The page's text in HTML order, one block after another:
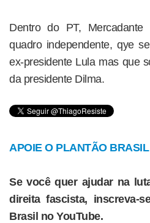
Dentro do PT,
quadro independente, qye
ex-presidente Lula mas que
da presidente Dilma.
APOIE O PLANTÃO
Se você quer ajudar na
direita fascista, inscreva-
Brasil no YouTube.